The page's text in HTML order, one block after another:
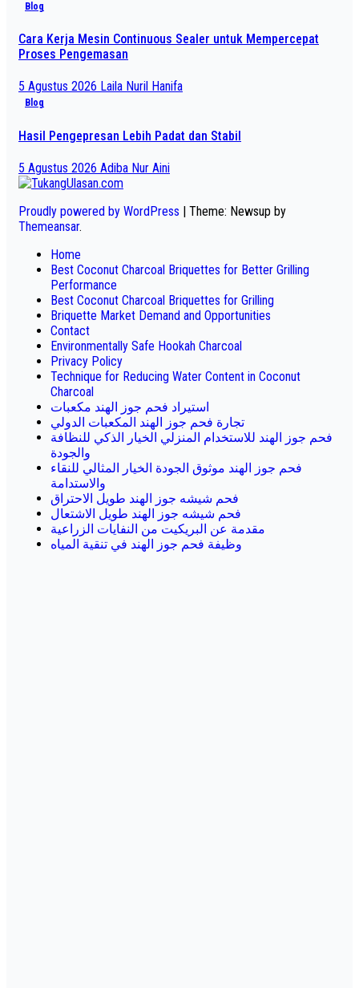
Blog
Cara Kerja Mesin Continuous Sealer untuk Mempercepat
Proses Pengemasan
5 Agustus 2026 Laila Nuril Hanifa
Blog
Hasil Pengepresan Lebih Padat dan Stabil
5 Agustus 2026 Adiba Nur Aini
Proudly powered by WordPress | Theme: Newsup by
Themeansar.
Home
Best Coconut Charcoal Briquettes for Better Grilling
Performance
Best Coconut Charcoal Briquettes for Grilling
Briquette Market Demand and Opportunities
Contact
Environmentally Safe Hookah Charcoal
Privacy Policy
Technique for Reducing Water Content in Coconut
Charcoal
استيراد فحم جوز الهند مكعبات
تجارة فحم جوز الهند المكعبات الدولي
فحم جوز الهند للاستخدام المنزلي الخيار الذكي للنظافة
والجودة
فحم جوز الهند موثوق الجودة الخيار المثالي للنقاء
والاستدامة
فحم شيشه جوز الهند طويل الاحتراق
فحم شيشه جوز الهند طويل الاشتعال
مقدمة عن البريكيت من النفايات الزراعية
وظيفة فحم جوز الهند في تنقية المياه